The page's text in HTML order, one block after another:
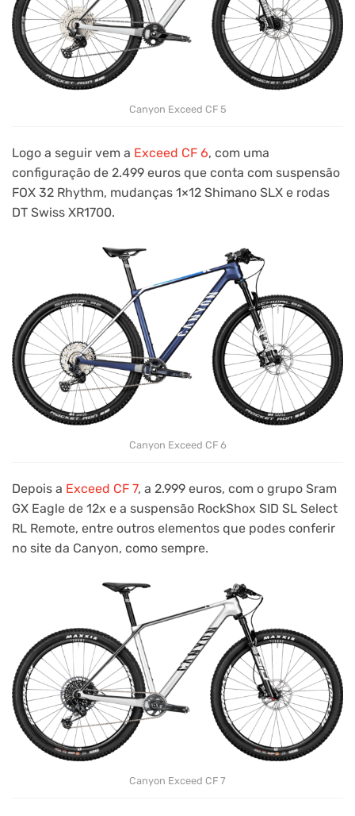
Canyon Exceed CF 5
Logo a seguir vem a Exceed CF 6, com uma
configuração de 2.499 euros que conta com suspensão
FOX 32 Rhythm, mudanças 1×12 Shimano SLX e rodas
DT Swiss XR1700.
Canyon Exceed CF 6
Depois a Exceed CF 7, a 2.999 euros, com o grupo Sram
GX Eagle de 12x e a suspensão RockShox SID SL Select
RL Remote, entre outros elementos que podes conferir
no site da Canyon, como sempre.
Canyon Exceed CF 7